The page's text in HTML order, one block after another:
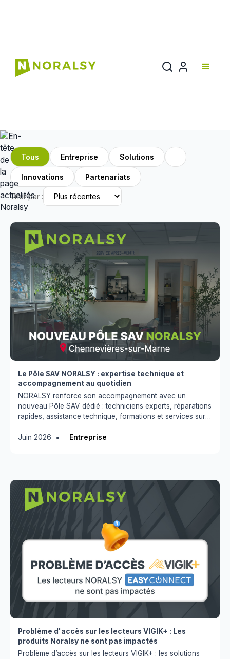
Actualités
Tous Entreprise Solutions
Innovations Partenariats
Trier par :
Le Pôle SAV NORALSY : expertise technique et
accompagnement au quotidien
NORALSY renforce son accompagnement avec un
nouveau Pôle SAV dédié : techniciens experts, réparations
rapides, assistance technique, formations et services sur
Juin 2026
• Entreprise
Problème d'accès sur les lecteurs VIGIK+ : Les
produits Noralsy ne sont pas impactés
Problème d’accès sur les lecteurs VIGIK+ : les solutions